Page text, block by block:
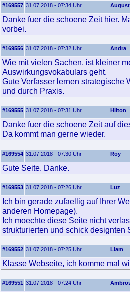
#169557 31.07.2018 - 07:34 Uhr
Danke fuer die schoene Zeit hier.
vorbei.
#169556 31.07.2018 - 07:32 Uhr Andra
Wie mit vielen Sachen, ist kleiner
Auswirkungsvokabulars geht.
Gute Verfasser lernen strategische
und durch Praxis.
#169555 31.07.2018 - 07:31 Uhr Hilton
Danke fuer die schoene Zeit auf
Da kommt man gerne wieder.
#169554 31.07.2018 - 07:30 Uhr Roy
Gute Seite. Danke.
#169553 31.07.2018 - 07:26 Uhr Luz
Ich bin gerade zufaellig auf Ihrer
anderen Homepage).
Ich moechte diese Seite nicht
strukturierten und schick designten
#169552 31.07.2018 - 07:25 Uhr Liam
Klasse Webseite, ich komme mal
#169551 31.07.2018 - 07:24 Uhr